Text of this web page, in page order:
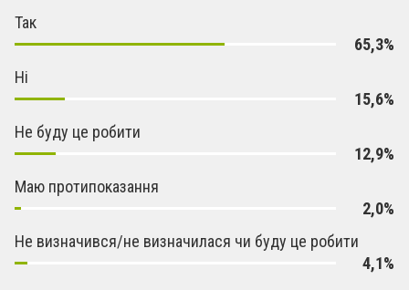
Так
65,3%
Ні
15,6%
Не буду це робити
12,9%
Маю протипоказання
2,0%
Не визначився/не визначилася чи буду це робити
4,1%
Чому бізнесу важливо замовляти поліграфію у професійній друкарні, а не в онлайн-конструкторах
У повній бойовій готовності: де купити запчастини для трактора МТЗ-82